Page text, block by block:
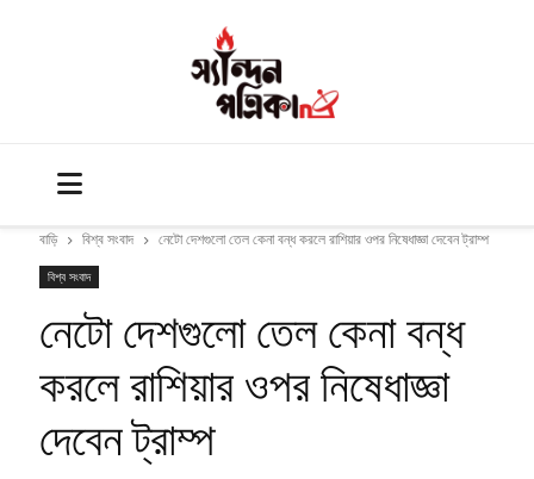
বাড়ি বিশ্ব সংবাদ নেটো দেশগুলো তেল কেনা বন্ধ করলে রাশিয়ার ওপর নিষেধাজ্ঞা দেবেন ট্রাম্প
বিশ্ব সংবাদ
নেটো দেশগুলো তেল কেনা বন্ধ
করলে রাশিয়ার ওপর নিষেধাজ্ঞা
দেবেন ট্রাম্প